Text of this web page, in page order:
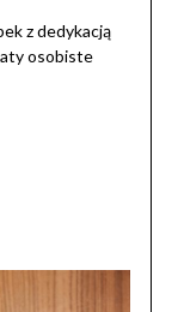
z dedykacją
osobiste